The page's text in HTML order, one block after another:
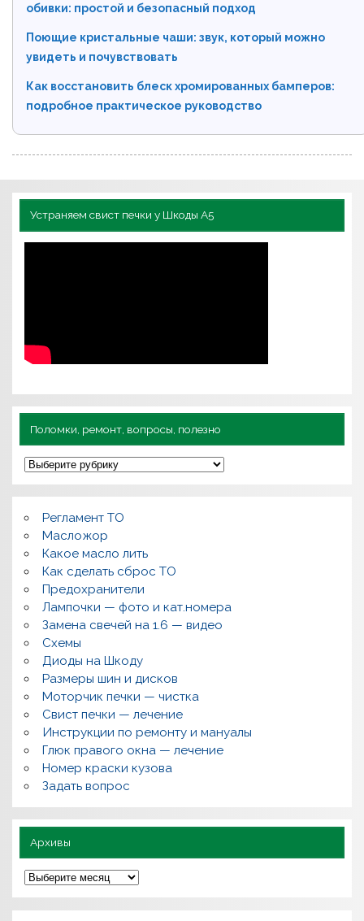
обивки: простой и безопасный подход
Поющие кристальные чаши: звук, который можно
увидеть и почувствовать
Как восстановить блеск хромированных бамперов:
подробное практическое руководство
Устраняем свист печки у Шкоды А5
Поломки, ремонт, вопросы, полезно
П
о
л
о
к
и
р
е
м
о
н
т
,
в
о
р
о
ы
,
о
л
з
Регламент ТО
Масложор
Какое масло лить
Как сделать сброс ТО
Предохранители
Лампочки — фото и кат.номера
Замена свечей на 1.6 — видео
Схемы
Диоды на Шкоду
Размеры шин и дисков
Моторчик печки — чистка
Свист печки — лечение
Инструкции по ремонту и мануалы
Глюк правого окна — лечение
Номер краски кузова
Задать вопрос
Архивы
А
р
х
и